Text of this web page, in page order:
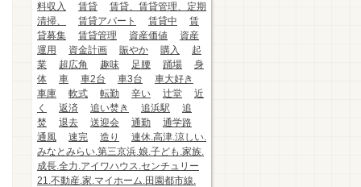
料収入
賃貸
賃貸、賃貸管理、定期
清掃、
賃貸アパート 賃貸中
賃
貸募集
賃貸管理 資産価値
資産
運用
資金計画 賑やか 購入
起
業
超広角 趣味 足腰 踊場
身
体
車 車2台 車3台
車大好き
車庫
軟式 転勤 辛い 辻堂
近
く
返済 追い焚き 追浜駅
追
焚
退去 送迎会 通勤
通学路
通風
速完 造り
連休.高津.涼しい.
みなとみらい.第三京浜.娘.子ども.家族.
成長.全力.アイワハウス.センチュリー
21.不動産.家.マイホーム.田園都市線.